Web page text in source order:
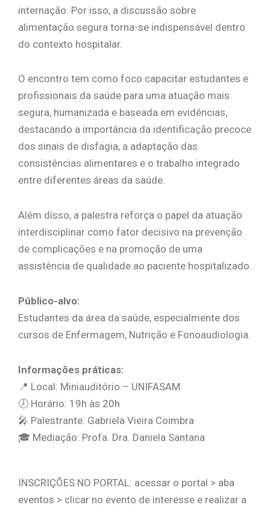
internação. Por isso, a discussão sobre
alimentação segura torna-se indispensável dentro
do contexto hospitalar.
O encontro tem como foco capacitar estudantes e
profissionais da saúde para uma atuação mais
segura, humanizada e baseada em evidências,
destacando a importância da identificação precoce
dos sinais de disfagia, a adaptação das
consistências alimentares e o trabalho integrado
entre diferentes áreas da saúde.
Além disso, a palestra reforça o papel da atuação
interdisciplinar como fator decisivo na prevenção
de complicações e na promoção de uma
assistência de qualidade ao paciente hospitalizado.
Público-alvo:
Estudantes da área da saúde, especialmente dos
cursos de Enfermagem, Nutrição e Fonoaudiologia.
Informações práticas:
📍 Local: Miniauditório – UNIFASAM
🕖 Horário: 19h às 20h
🎤 Palestrante: Gabriela Vieira Coimbra
🎓 Mediação: Profa. Dra. Daniela Santana
INSCRIÇÕES NO PORTAL: acessar o portal > aba
eventos > clicar no evento de interesse e realizar a